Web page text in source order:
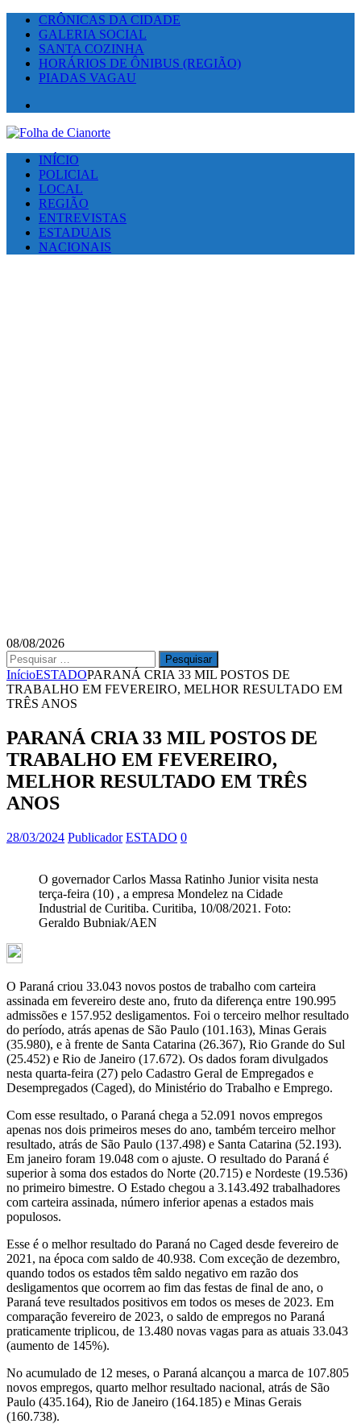
CRÔNICAS DA CIDADE
GALERIA SOCIAL
SANTA COZINHA
HORÁRIOS DE ÔNIBUS (REGIÃO)
PIADAS VAGAU
INÍCIO
POLICIAL
LOCAL
REGIÃO
ENTREVISTAS
ESTADUAIS
NACIONAIS
08/08/2026
Pesquisar
por:
InícioESTADOPARANÁ CRIA 33 MIL POSTOS DE
TRABALHO EM FEVEREIRO, MELHOR RESULTADO EM
TRÊS ANOS
PARANÁ CRIA 33 MIL POSTOS DE
TRABALHO EM FEVEREIRO,
MELHOR RESULTADO EM TRÊS
ANOS
28/03/2024 Publicador ESTADO 0
O governador Carlos Massa Ratinho Junior visita nesta
terça-feira (10) , a empresa Mondelez na Cidade
Industrial de Curitiba. Curitiba, 10/08/2021. Foto:
Geraldo Bubniak/AEN
O Paraná criou 33.043 novos postos de trabalho com carteira
assinada em fevereiro deste ano, fruto da diferença entre 190.995
admissões e 157.952 desligamentos. Foi o terceiro melhor resultado
do período, atrás apenas de São Paulo (101.163), Minas Gerais
(35.980), e à frente de Santa Catarina (26.367), Rio Grande do Sul
(25.452) e Rio de Janeiro (17.672). Os dados foram divulgados
nesta quarta-feira (27) pelo Cadastro Geral de Empregados e
Desempregados (Caged), do Ministério do Trabalho e Emprego.
Com esse resultado, o Paraná chega a 52.091 novos empregos
apenas nos dois primeiros meses do ano, também terceiro melhor
resultado, atrás de São Paulo (137.498) e Santa Catarina (52.193).
Em janeiro foram 19.048 com o ajuste. O resultado do Paraná é
superior à soma dos estados do Norte (20.715) e Nordeste (19.536)
no primeiro bimestre. O Estado chegou a 3.143.492 trabalhadores
com carteira assinada, número inferior apenas a estados mais
populosos.
Esse é o melhor resultado do Paraná no Caged desde fevereiro de
2021, na época com saldo de 40.938. Com exceção de dezembro,
quando todos os estados têm saldo negativo em razão dos
desligamentos que ocorrem ao fim das festas de final de ano, o
Paraná teve resultados positivos em todos os meses de 2023. Em
comparação fevereiro de 2023, o saldo de empregos no Paraná
praticamente triplicou, de 13.480 novas vagas para as atuais 33.043
(aumento de 145%).
No acumulado de 12 meses, o Paraná alcançou a marca de 107.805
novos empregos, quarto melhor resultado nacional, atrás de São
Paulo (435.164), Rio de Janeiro (164.185) e Minas Gerais
(160.738).